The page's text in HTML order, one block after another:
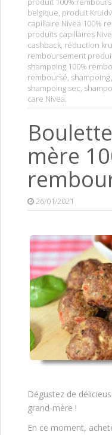
belgique, produit
capillaire Nivea 100%
produits capillaires
cashback, réduction
remboursement
shampoing 100%
remboursé, shampoing
shampoing sec,
care Nivea.
mère
26/01/2021
Dégustez de
grand-mère !
En ce moment,